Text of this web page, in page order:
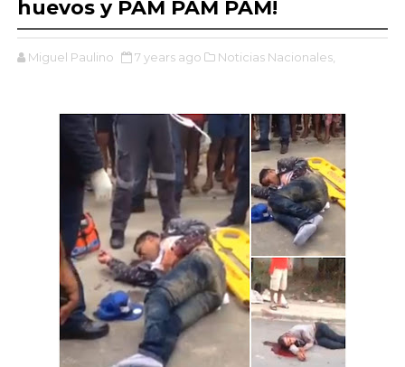
huevos y PAM PAM PAM!
Miguel Paulino 7 years ago Noticias Nacionales,